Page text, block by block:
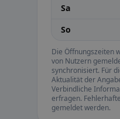
Sa
So
Die Öffnungszeiten
von Nutzern
synchronisiert. Für
Aktualität der
Verbindliche
erfragen.
gemeldet werden.